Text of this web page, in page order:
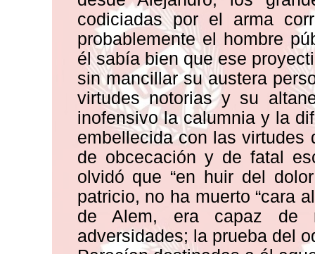
codiciadas por el arma
probablemente el hombre
él sabía bien que ese
sin mancillar su austera
virtudes notorias y su
inofensivo la calumnia y la
embellecida con las virtudes
de obcecación y de fatal
olvidó que “en huir del
patricio, no ha muerto “cara
de Alem, era capaz de
adversidades; la prueba del